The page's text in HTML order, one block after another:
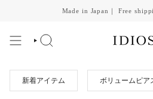
Made in Japan｜ Free
SEARCH
新着アイテム ボリュームピア